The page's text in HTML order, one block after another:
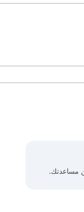
مساعدتك.